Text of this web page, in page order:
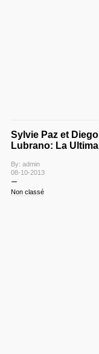
Sylvie Paz et Diego
Lubrano: La Ultima
By: admin
08-10-2013
Non classé